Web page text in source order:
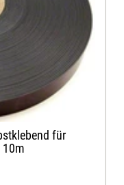
für
10m